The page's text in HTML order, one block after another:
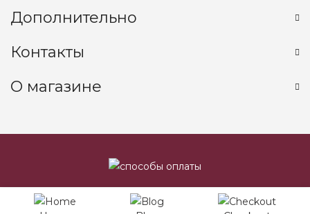
Дополнительно
Контакты
О магазине